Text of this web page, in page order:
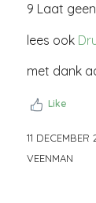
9 Laat
lees ook
met dank
Like
11 DECEMBER
VEENMAN